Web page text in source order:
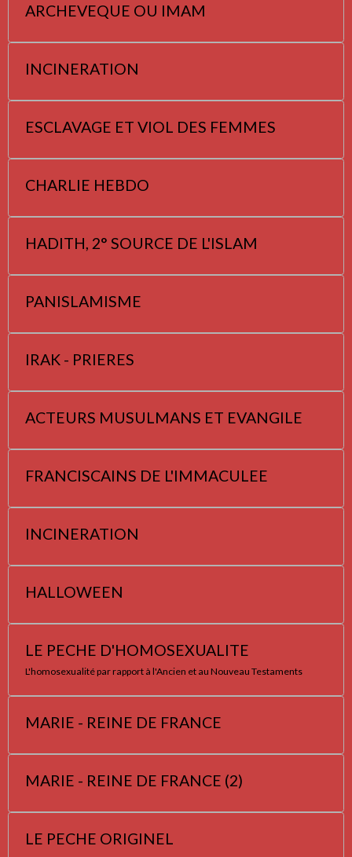
ARCHEVEQUE OU IMAM
INCINERATION
ESCLAVAGE ET VIOL DES FEMMES
CHARLIE HEBDO
HADITH, 2° SOURCE DE L'ISLAM
PANISLAMISME
IRAK - PRIERES
ACTEURS MUSULMANS ET EVANGILE
FRANCISCAINS DE L'IMMACULEE
INCINERATION
HALLOWEEN
LE PECHE D'HOMOSEXUALITE
L'homosexualité par rapport à l'Ancien et au Nouveau Testaments
MARIE - REINE DE FRANCE
MARIE - REINE DE FRANCE (2)
LE PECHE ORIGINEL